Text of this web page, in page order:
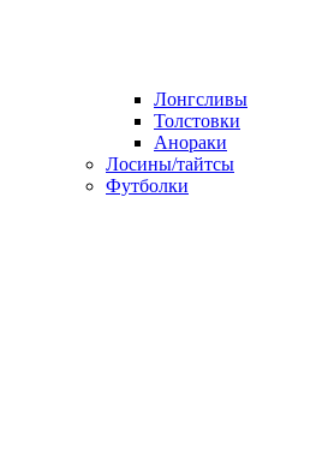
Лонгсливы
Толстовки
Анораки
Лосины/тайтсы
Футболки